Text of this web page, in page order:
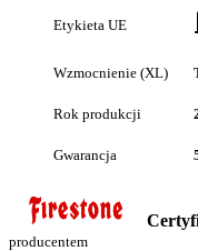
Etykieta UE
Wzmocnienie (XL)
Rok produkcji
Gwarancja
producentem